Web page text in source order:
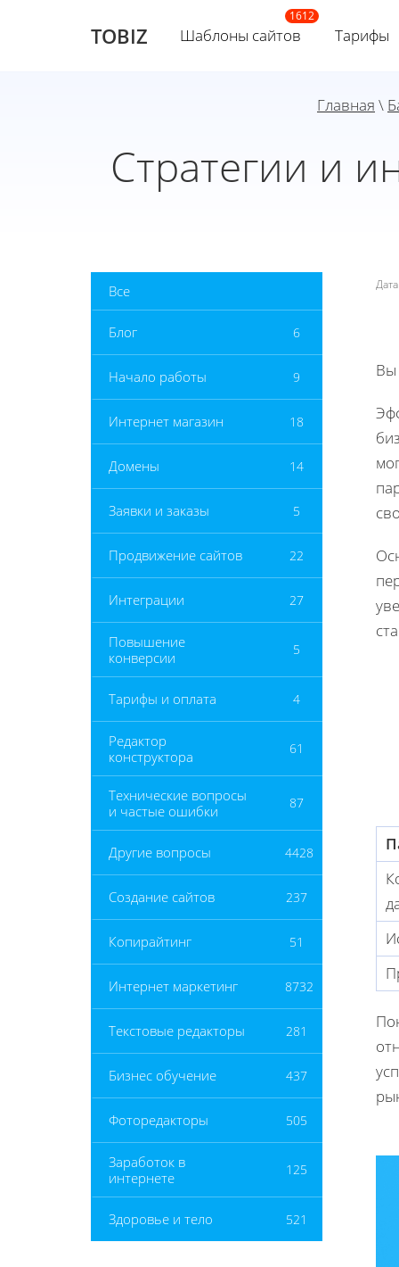
TOBIZ Шаблоны сайтов Тарифы
Главная \
Стратегии и
Все
Блог 6
Начало работы 9
Интернет магазин 18
Домены 14
Заявки и заказы 5
Продвижение сайтов 22
Интеграции 27
Повышение
конверсии
5
Тарифы и оплата 4
Редактор
конструктора
61
Технические вопросы
и частые ошибки
87
Другие вопросы 4428
Создание сайтов 237
Копирайтинг 51
Интернет маркетинг 8732
Текстовые редакторы 281
Бизнес обучение 437
Фоторедакторы 505
Заработок в
интернете
125
Здоровье и тело 521
Вы